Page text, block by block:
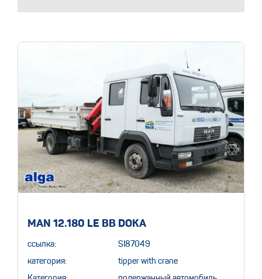
MAN 12.180 LE BB DOKA
ссылка: SI87049
категория: tipper with crane